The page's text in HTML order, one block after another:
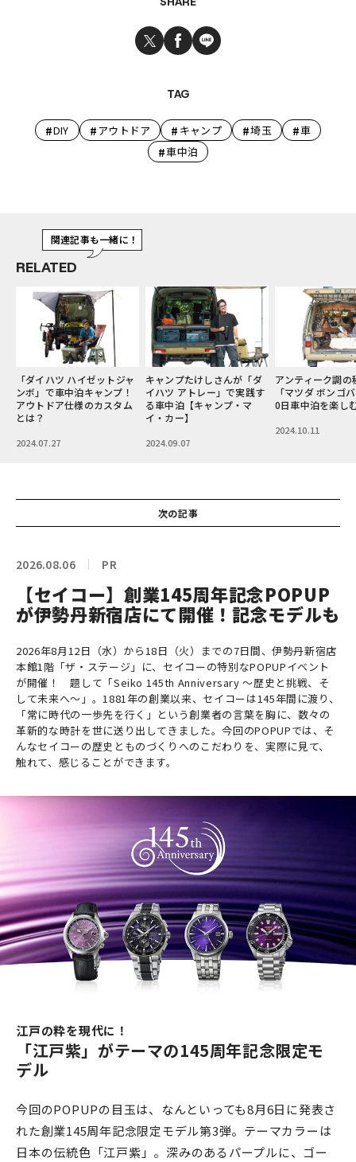
TAG
#DIY #アウトドア # キャンプ #埼玉 #車
#車中泊
RELATED
関連記事も一緒に！
キャンプたけしさんが「ダ
イハツ アトレー」で実践す
る車中泊【キャンプ・マ
イ・カー】
2024.09.07
アンティーク調の秘密基地
「マツダ ボンゴバン」で36
0日車中泊を楽しむ
2代目エクストレ
む、星好きには
山奥の車中泊とは
2024.11.05
次の記事
2026.08.06 PR
【セイコー】創業145周年記念POPUP
が伊勢丹新宿店にて開催！記念モデルも
2026年8月12日（水）から18日（火）までの7日間、伊勢丹新宿店
本館1階「ザ・ステージ」に、セイコーの特別なPOPUPイベント
が開催！ 題して「Seiko 145th Anniversary ～歴史と挑戦、そ
して未来へ～」。1881年の創業以来、セイコーは145年間に渡り、
「常に時代の一歩先を行く」という創業者の言葉を胸に、数々の
革新的な時計を世に送り出してきました。今回のPOPUPでは、そ
んなセイコーの歴史とものづくりへのこだわりを、実際に見て、
触れて、感じることができます。
江戸の粋を現代に！
「江戸紫」がテーマの145周年記念限定モ
デル
今回のPOPUPの目玉は、なんといっても8月6日に発表さ
れた創業145周年記念限定モデル第3弾。テーマカラーは
日本の伝統色「江戸紫」。深みのあるパープルに、ゴー